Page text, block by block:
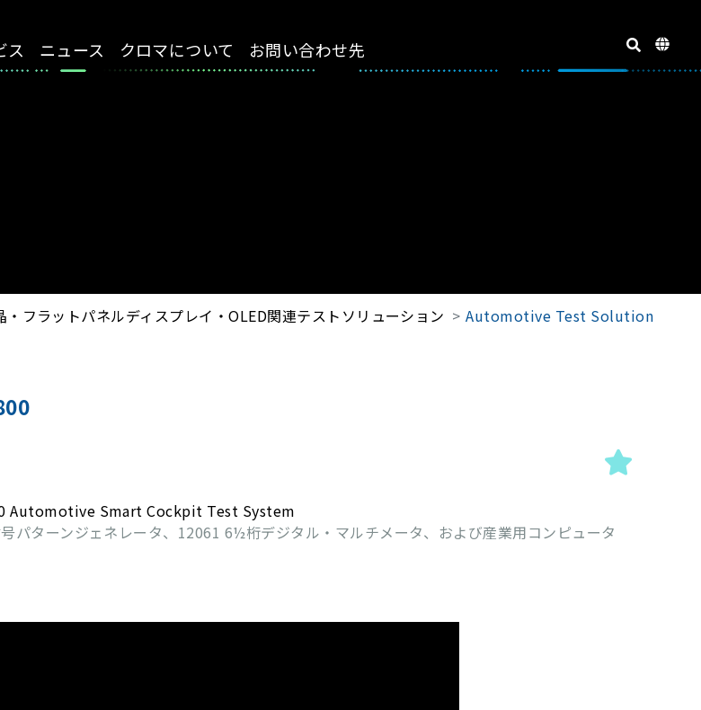
ス ニュース クロマについて お問い合わせ先
・フラットパネルディスプレイ・OLED関連テストソリューション Automotive Test Solution
パターンジェネレータ、12061 6½桁デジタル・マルチメータ、および産業用コンピュータ